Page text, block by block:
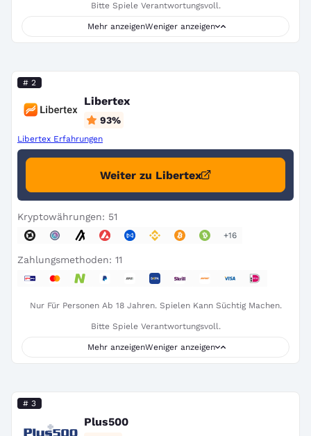
Bitte Spiele Verantwortungsvoll.
Mehr anzeigenWeniger anzeigen
# 2
Libertex
93%
Libertex Erfahrungen
Weiter zu Libertex
Kryptowährungen: 51
+16
Zahlungsmethoden: 11
Nur Für Personen Ab 18 Jahren. Spielen Kann Süchtig Machen.
Bitte Spiele Verantwortungsvoll.
Mehr anzeigenWeniger anzeigen
# 3
Plus500